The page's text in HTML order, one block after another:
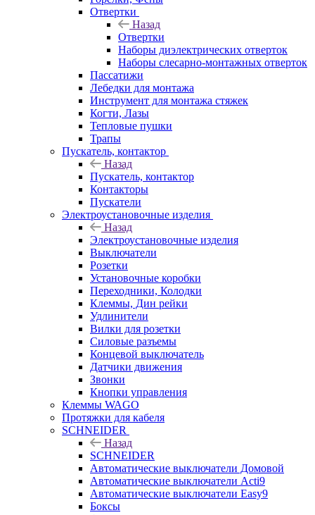
Отвертки
Назад
Отвертки
Наборы диэлектрических отверток
Наборы слесарно-монтажных отверток
Пассатижи
Лебедки для монтажа
Инструмент для монтажа стяжек
Когти, Лазы
Тепловые пушки
Трапы
Пускатель, контактор
Назад
Пускатель, контактор
Контакторы
Пускатели
Электроустановочные изделия
Назад
Электроустановочные изделия
Выключатели
Розетки
Установочные коробки
Переходники, Колодки
Клеммы, Дин рейки
Удлинители
Вилки для розетки
Силовые разъемы
Концевой выключатель
Датчики движения
Звонки
Кнопки управления
Клеммы WAGO
Протяжки для кабеля
SCHNEIDER
Назад
SCHNEIDER
Автоматические выключатели Домовой
Автоматические выключатели Acti9
Автоматические выключатели Easy9
Боксы